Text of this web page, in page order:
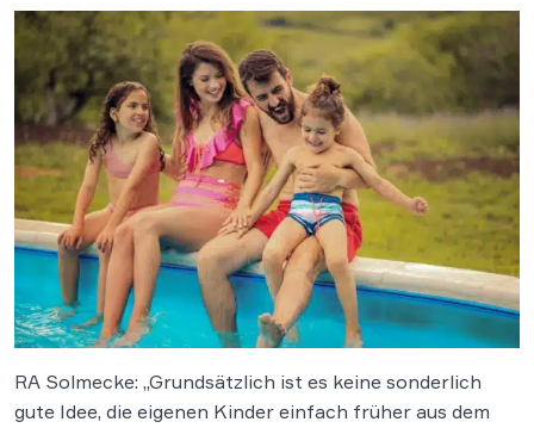
RA Solmecke: „Grundsätzlich ist es keine sonderlich
gute Idee, die eigenen Kinder einfach früher aus dem